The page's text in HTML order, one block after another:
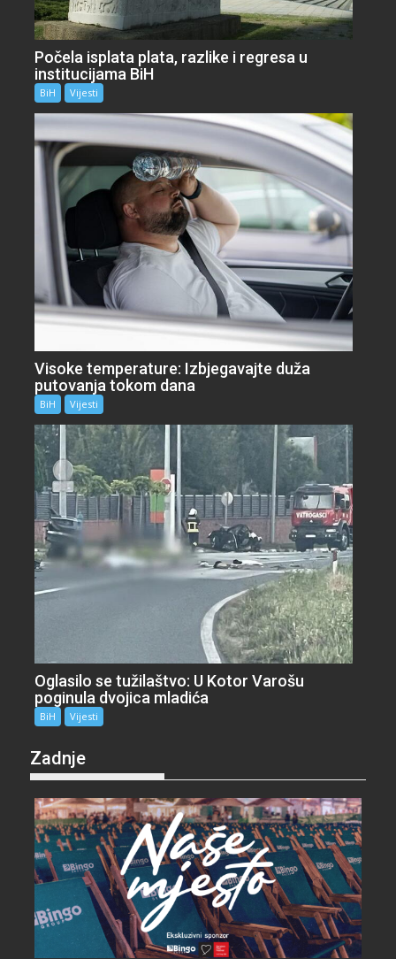
Počela isplata plata, razlike i regresa u
institucijama BiH
BiH Vijesti
Visoke temperature: Izbjegavajte duža
putovanja tokom dana
BiH Vijesti
Oglasilo se tužilaštvo: U Kotor Varošu
poginula dvojica mladića
BiH Vijesti
Zadnje